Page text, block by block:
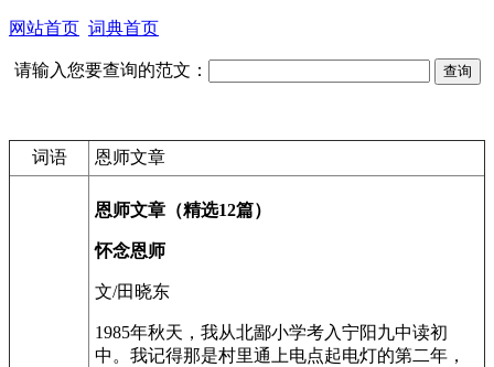
网站首页 词典首页
请输入您要查询的范文：
词语 恩师文章
恩师文章（精选12篇）
怀念恩师
文/田晓东
1985年秋天，我从北鄙小学考入宁阳九中读初
中。我记得那是村里通上电点起电灯的第二年，